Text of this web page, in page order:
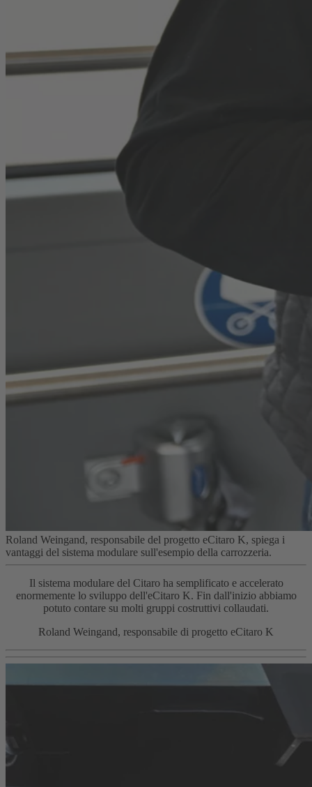
Roland Weingand, responsabile del progetto eCitaro K, spiega i
vantaggi del sistema modulare sull'esempio della carrozzeria.
Il sistema modulare del Citaro ha semplificato e accelerato
enormemente lo sviluppo dell'eCitaro K. Fin dall'inizio abbiamo
potuto contare su molti gruppi costruttivi collaudati.
Roland Weingand, responsabile di progetto eCitaro K